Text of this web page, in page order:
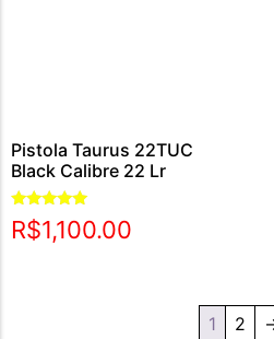
Pistola Taurus 22TUC
Black Calibre 22 Lr
Avaliação
5.00
R$1,100.00
1 2